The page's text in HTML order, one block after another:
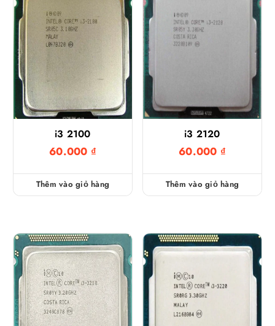
i3 2100
60.000 ₫
Thêm vào giỏ hàng
i3 2120
60.000 ₫
Thêm vào giỏ hàng